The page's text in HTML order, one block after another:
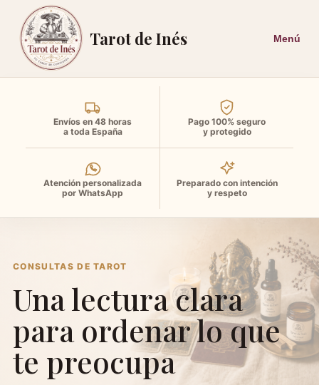
Tarot de Inés
Envíos en 48 horas
a toda España
Pago 100% seguro
y protegido
Atención personalizada
por WhatsApp
Preparado con intención
y respeto
CONSULTAS DE TAROT
Una lectura clara
para ordenar lo que
te preocupa